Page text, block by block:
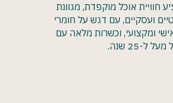
חוויית אוכל מוקפדת, מגוונת
ועסקיים, עם דגש על חומרי
ומקצועי, וכשרות מלאה עם
ל-25 שנה.